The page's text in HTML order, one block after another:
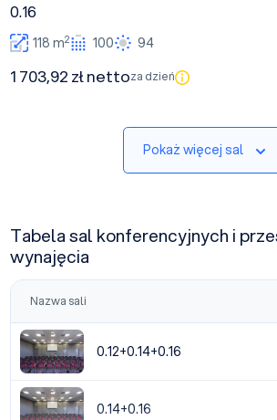
0.16
118 m2 100 94
1 703,92 zł nettoza dzień
Pokaż więcej sal
Tabela sal konferencyjnych i
wynajęcia
Nazwa sali
0.12+0.14+0.16
0.12+0.14+0.16
0.14+0.16
0.14+0.16